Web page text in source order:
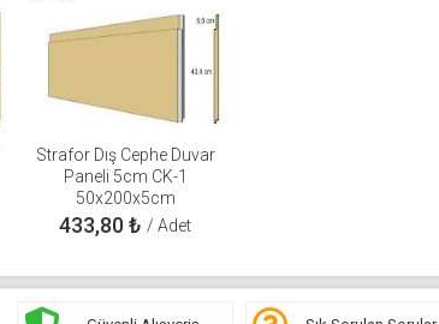
Strafor Dış Cephe Duvar
Paneli 5cm CK-1
50x200x5cm
433,80₺ / Adet